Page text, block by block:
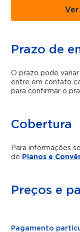
Prazo de
O prazo pode
entre em contato
para confirmar o
Cobertura
Para informações
de Planos e
Preços e
Pagamento